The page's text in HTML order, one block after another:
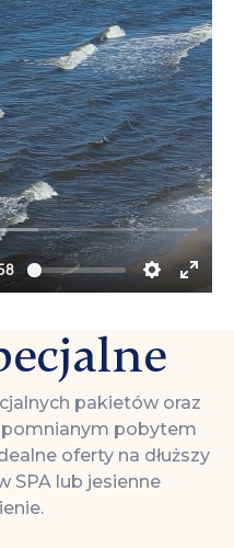
pakietów oraz
pobytem
oferty na dłuższy
SPA lub jesienne